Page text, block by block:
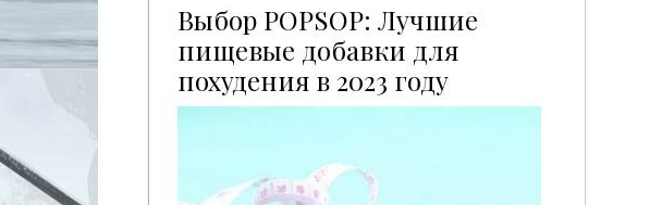
Выбор POPSOP: Лучшие
пищевые добавки для
похудения в 2023 году